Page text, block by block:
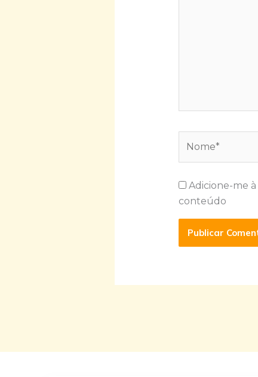
Adicione-me
conteúdo